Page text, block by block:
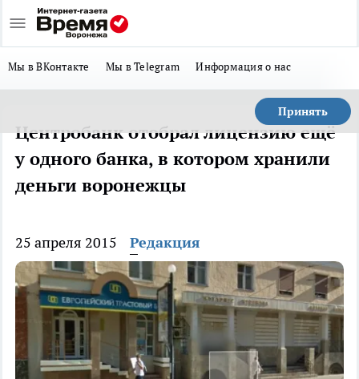
Мы в ВКонтакте Мы в Telegram Информация о нас
Принять
Центробанк отобрал лицензию ещё
у одного банка, в котором хранили
деньги воронежцы
25 апреля 2015 Редакция